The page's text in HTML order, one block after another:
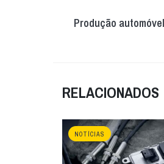
Produção
RELACIONADOS
NOTÍCIAS